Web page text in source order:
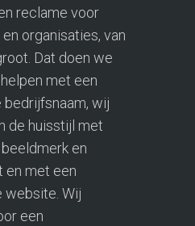
reclame voor
organisaties, van
Dat doen we
met een
bedrijfsnaam, wij
de huisstijl met
en
en met een
website. Wij
een